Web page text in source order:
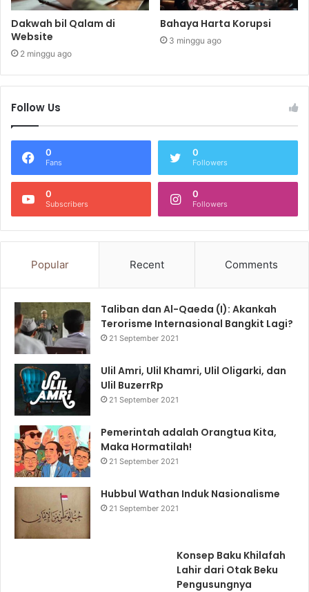
Dakwah bil Qalam di
Website
2 minggu ago
Bahaya Harta Korupsi
3 minggu ago
Follow Us
0
Fans
0
Followers
0
Subscribers
0
Followers
Popular Recent Comments
Taliban dan Al-Qaeda (I): Akankah
Terorisme Internasional Bangkit Lagi?
21 September 2021
Ulil Amri, Ulil Khamri, Ulil Oligarki, dan
Ulil BuzerrRp
21 September 2021
Pemerintah adalah Orangtua Kita,
Maka Hormatilah!
21 September 2021
Hubbul Wathan Induk Nasionalisme
21 September 2021
Konsep Baku Khilafah
Lahir dari Otak Beku
Pengusungnya